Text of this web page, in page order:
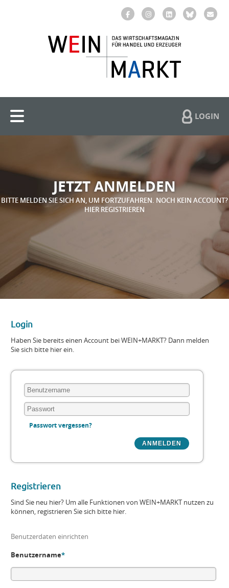
LOGIN
JETZT ANMELDEN
BITTE MELDEN SIE SICH AN, UM FORTZUFAHREN. NOCH KEIN ACCOUNT?
HIER REGISTRIEREN
Login
Haben Sie bereits einen Account bei WEIN+MARKT? Dann melden
Sie sich bitte hier ein.
Passwort vergessen?
Registrieren
Sind Sie neu hier? Um alle Funktionen von WEIN+MARKT nutzen zu
können, registrieren Sie sich bitte hier.
Benutzerdaten einrichten
Benutzername*